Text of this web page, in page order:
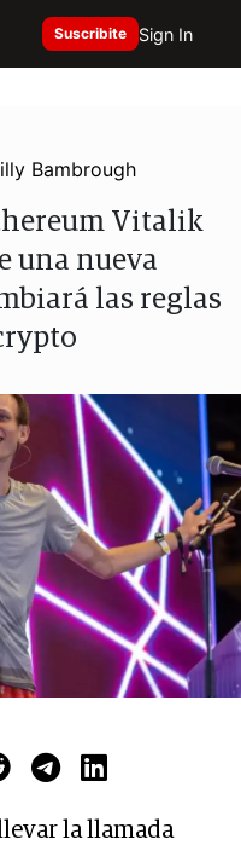
Suscribite Sign In
Bambrough
Vitalik
una nueva
las reglas
la llamada